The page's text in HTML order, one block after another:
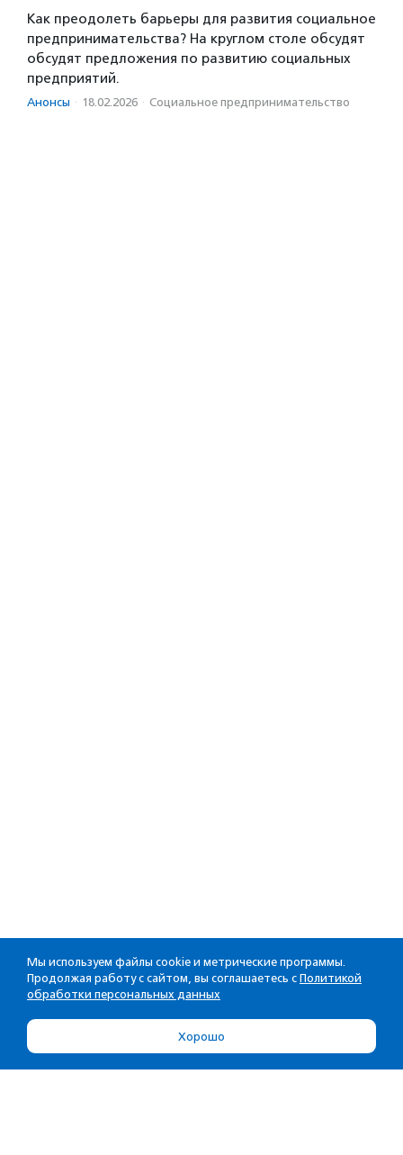
Как преодолеть барьеры для развития социальное
предпринимательства? На круглом столе обсудят
обсудят предложения по развитию социальных
предприятий.
Анонсы · 18.02.2026 · Социальное предпри­нима­тель­ство
Мы используем файлы cookie и метрические программы.
Продолжая работу с сайтом, вы соглашаетесь с Политикой
обработки персональных данных
Хорошо